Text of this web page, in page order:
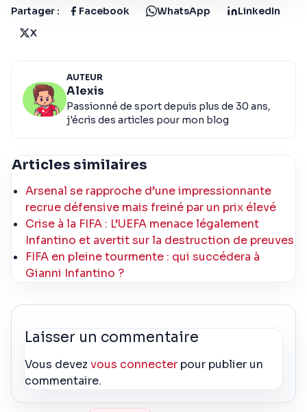
Partager : Facebook WhatsApp
LinkedIn
X
AUTEUR
Alexis
Passionné de sport depuis plus de 30 ans,
j'écris des articles pour mon blog
Articles similaires
Arsenal se rapproche d’une impressionnante
recrue défensive mais freiné par un prix élevé
Crise à la FIFA : L’UEFA menace légalement
Infantino et avertit sur la destruction de preuves
FIFA en pleine tourmente : qui succédera à
Gianni Infantino ?
Laisser un commentaire
Vous devezvous connecter pour publier un
commentaire.